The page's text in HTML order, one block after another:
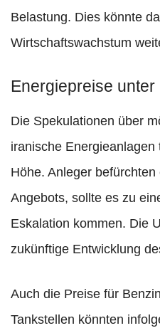
Belastung. Dies könnte
Wirtschaftswachstum
Energiepreise unter
Die Spekulationen über
iranische
Höhe. Anleger
Angebots, sollte es zu
Eskalation kommen. Die
zukünftige Entwicklung
Auch die Preise für
Tankstellen könnten